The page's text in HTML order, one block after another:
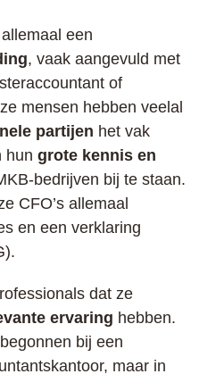
een
, vaak aangevuld met
of
mensen hebben veelal
partijen het vak
hun grote kennis en
bedrijven bij te staan.
CFO’s allemaal
en een verklaring
dat ze
ervaring hebben.
bij een
maar in